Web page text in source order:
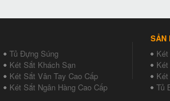
Tủ Đựng Súng
Két Sắt Khách Sạn
Két Sắt Vân Tay Cao Cấp
Két Sắt Ngân Hàng Cao Cấp
SẢN
Tủ